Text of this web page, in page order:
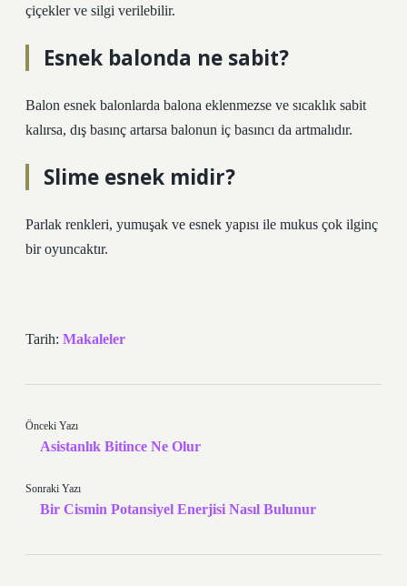
çiçekler ve silgi verilebilir.
Esnek balonda ne sabit?
Balon esnek balonlarda balona eklenmezse ve sıcaklık sabit
kalırsa, dış basınç artarsa ​​balonun iç basıncı da artmalıdır.
Slime esnek midir?
Parlak renkleri, yumuşak ve esnek yapısı ile mukus çok ilginç
bir oyuncaktır.
Tarih: Makaleler
Önceki Yazı
Asistanlık Bitince Ne Olur
Sonraki Yazı
Bir Cismin Potansiyel Enerjisi Nasıl Bulunur